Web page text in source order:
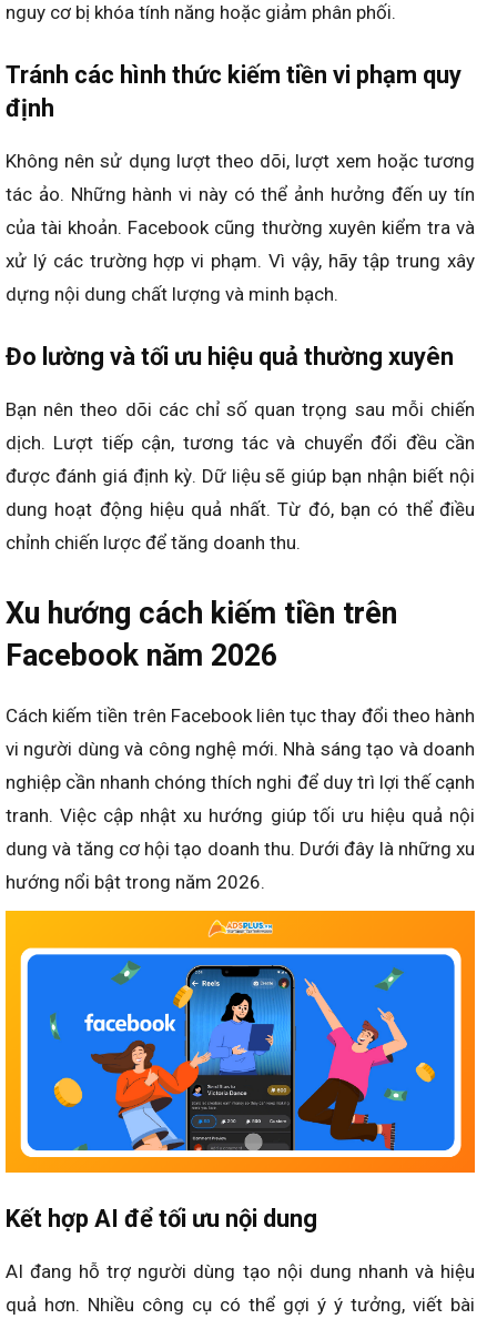
nguy cơ bị khóa tính năng hoặc giảm phân phối.
Tránh các hình thức kiếm tiền vi phạm quy
định
Không nên sử dụng lượt theo dõi, lượt xem hoặc tương
tác ảo. Những hành vi này có thể ảnh hưởng đến uy tín
của tài khoản. Facebook cũng thường xuyên kiểm tra và
xử lý các trường hợp vi phạm. Vì vậy, hãy tập trung xây
dựng nội dung chất lượng và minh bạch.
Đo lường và tối ưu hiệu quả thường xuyên
Bạn nên theo dõi các chỉ số quan trọng sau mỗi chiến
dịch. Lượt tiếp cận, tương tác và chuyển đổi đều cần
được đánh giá định kỳ. Dữ liệu sẽ giúp bạn nhận biết nội
dung hoạt động hiệu quả nhất. Từ đó, bạn có thể điều
chỉnh chiến lược để tăng doanh thu.
Xu hướng cách kiếm tiền trên
Facebook năm 2026
Cách kiếm tiền trên Facebook liên tục thay đổi theo hành
vi người dùng và công nghệ mới. Nhà sáng tạo và doanh
nghiệp cần nhanh chóng thích nghi để duy trì lợi thế cạnh
tranh. Việc cập nhật xu hướng giúp tối ưu hiệu quả nội
dung và tăng cơ hội tạo doanh thu. Dưới đây là những xu
hướng nổi bật trong năm 2026.
Kết hợp AI để tối ưu nội dung
AI đang hỗ trợ người dùng tạo nội dung nhanh và hiệu
quả hơn. Nhiều công cụ có thể gợi ý ý tưởng, viết bài